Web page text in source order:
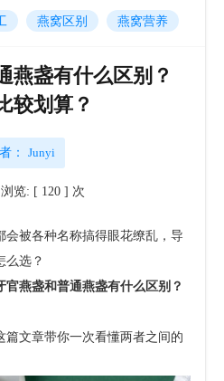
燕窝区别 燕窝营养
燕盏有什么区别？
较划算？
：Junyi
浏览: [ 120 ] 次
会被各种名称搞得眼花缭乱，导
么选？
官燕盏和普通燕盏有什么区别？
篇文章带你一次看懂两者之间的